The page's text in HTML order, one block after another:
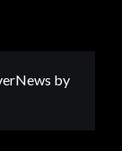
by